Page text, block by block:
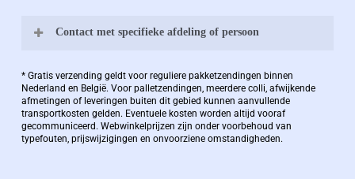
Contact met specifieke afdeling of persoon
Bernard Pauwels:
Zaakvoerder Berdo
bernard@berdo.be
* Gratis verzending geldt voor reguliere pakketzendingen binnen
Nederland en België. Voor palletzendingen, meerdere colli, afwijkende
afmetingen of leveringen buiten dit gebied kunnen aanvullende
transportkosten gelden. Eventuele kosten worden altijd vooraf
gecommuniceerd. Webwinkelprijzen zijn onder voorbehoud van
typefouten, prijswijzigingen en onvoorziene omstandigheden.